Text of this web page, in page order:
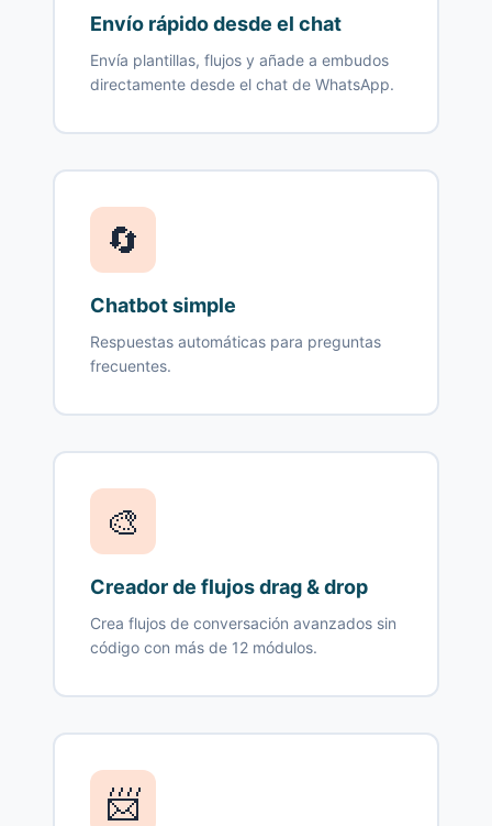
Envío rápido desde el chat
Envía plantillas, flujos y añade a embudos
directamente desde el chat de WhatsApp.
🔄
Chatbot simple
Respuestas automáticas para preguntas
frecuentes.
🎨
Creador de flujos drag & drop
Crea flujos de conversación avanzados sin
código con más de 12 módulos.
📨